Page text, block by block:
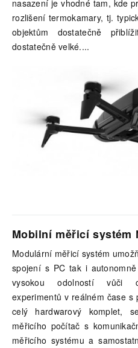
nasazení je vhodné tam, kde
rozlišení termokamary, tj.
objektům dostatečně
dostatečně velké....
Mobilní měřicí systém
Modulární měřicí systém
spojení s PC tak i
vysokou odolností vůči
experimentů v reálném čase
celý hardwarový komplet,
měřicího počítač s
měřicího systému a